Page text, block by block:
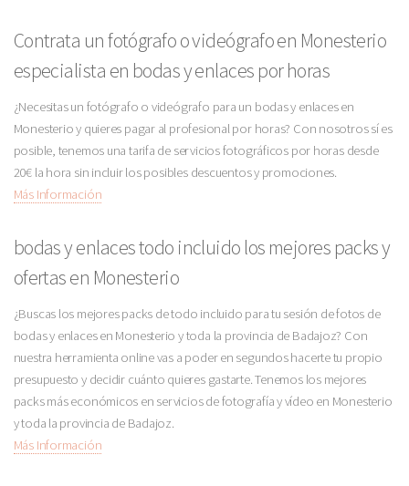
Contrata un fotógrafo o videógrafo en Monesterio
especialista en bodas y enlaces por horas
¿Necesitas un fotógrafo o videógrafo para un bodas y enlaces en
Monesterio y quieres pagar al profesional por horas? Con nosotros sí es
posible, tenemos una tarifa de servicios fotográficos por horas desde
20€ la hora sin incluir los posibles descuentos y promociones.
Más Información
bodas y enlaces todo incluido los mejores packs y
ofertas en Monesterio
¿Buscas los mejores packs de todo incluido para tu sesión de fotos de
bodas y enlaces en Monesterio y toda la provincia de Badajoz? Con
nuestra herramienta online vas a poder en segundos hacerte tu propio
presupuesto y decidir cuánto quieres gastarte. Tenemos los mejores
packs más económicos en servicios de fotografía y vídeo en Monesterio
y toda la provincia de Badajoz.
Más Información